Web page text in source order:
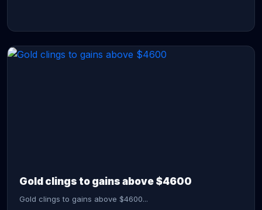
Gold clings to gains above $4600
Gold clings to gains above $4600...